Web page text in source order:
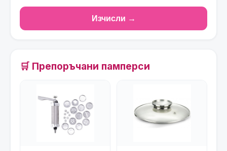
Изчисли →
🛒 Препоръчани памперси